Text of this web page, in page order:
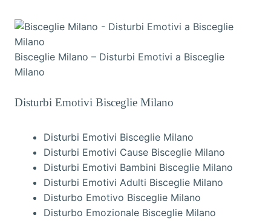
Bisceglie Milano – Disturbi Emotivi a Bisceglie
Milano
Disturbi Emotivi Bisceglie Milano
Disturbi Emotivi Bisceglie Milano
Disturbi Emotivi Cause Bisceglie Milano
Disturbi Emotivi Bambini Bisceglie Milano
Disturbi Emotivi Adulti Bisceglie Milano
Disturbo Emotivo Bisceglie Milano
Disturbo Emozionale Bisceglie Milano